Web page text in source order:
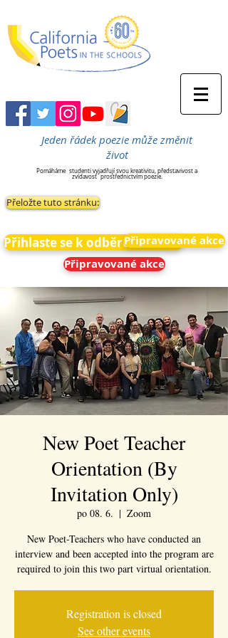
Jeden řádek poezie může změnit
život
Pomáháme studenti vyjadřují svou kreativitu, představivost a
zvídavost prostřednictvím poezie.
Přeložte tuto stránku:
Přihlaste se k odběru novinek
Připravované akce
Připravované akce
New Poet Teacher
Orientation (By
Invitation Only)
po 08. 6.
  |
Zoom
New Poet-Teachers who have conducted an
interview and been accepted into the program are
required to join this two part virtual orientation.
Registration is closed
See other events